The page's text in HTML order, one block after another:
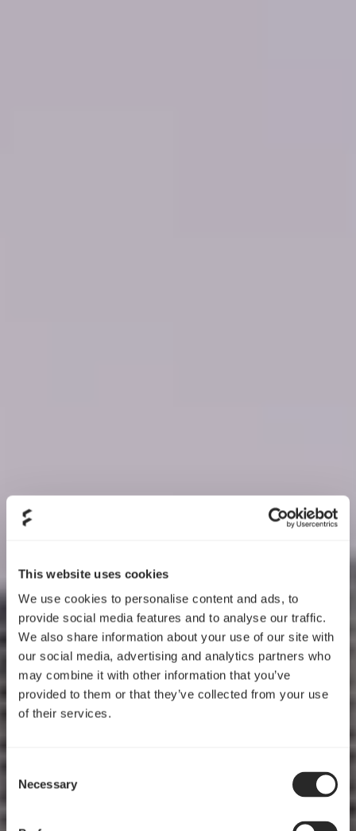
This website uses cookies
We use cookies to personalise content and ads, to
provide social media features and to analyse our traffic.
We also share information about your use of our site with
our social media, advertising and analytics partners who
may combine it with other information that you’ve
provided to them or that they’ve collected from your use
of their services.
Selection
Necessary